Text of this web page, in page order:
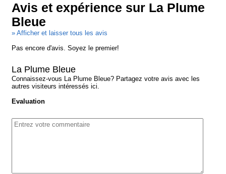
Avis et expérience sur La Plume
Bleue
» Afficher et laisser tous les avis
Pas encore d'avis. Soyez le premier!
La Plume Bleue
Connaissez-vous La Plume Bleue? Partagez votre avis avec les
autres visiteurs intéressés ici.
Evaluation